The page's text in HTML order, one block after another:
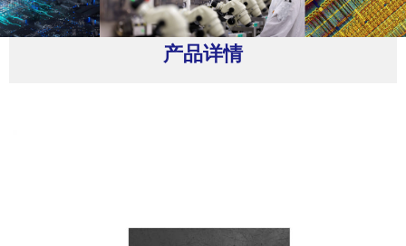
首页 ꄲ Coilcraft(线艺) ꄲ MPQ4347GLE-33-AEC1-P 开关稳压器
产品详情